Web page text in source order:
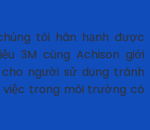
tôi hân hạnh được
3M cùng Achison giới
người sử dụng tránh
trong môi trường có